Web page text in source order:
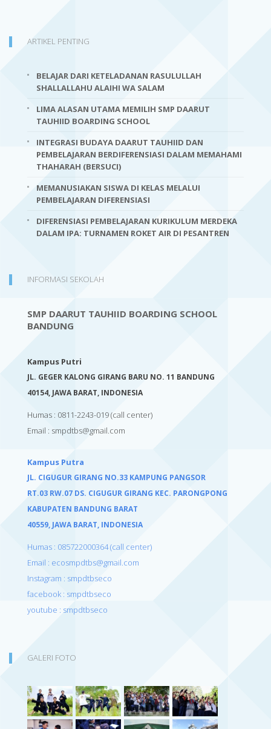
ARTIKEL PENTING
BELAJAR DARI KETELADANAN RASULULLAH
SHALLALLAHU ALAIHI WA SALAM
LIMA ALASAN UTAMA MEMILIH SMP DAARUT
TAUHIID BOARDING SCHOOL
INTEGRASI BUDAYA DAARUT TAUHIID DAN
PEMBELAJARAN BERDIFERENSIASI DALAM MEMAHAMI
THAHARAH (BERSUCI)
MEMANUSIAKAN SISWA DI KELAS MELALUI
PEMBELAJARAN DIFERENSIASI
DIFERENSIASI PEMBELAJARAN KURIKULUM MERDEKA
DALAM IPA: TURNAMEN ROKET AIR DI PESANTREN
INFORMASI SEKOLAH
SMP DAARUT TAUHIID BOARDING SCHOOL
BANDUNG
Kampus Putri
JL. GEGER KALONG GIRANG BARU NO. 11 BANDUNG
40154, JAWA BARAT, INDONESIA
Humas : 0811-2243-019(call center)
Email : smpdtbs@gmail.com
Kampus Putra
JL. CIGUGUR GIRANG NO.33 KAMPUNG PANGSOR
RT.03 RW.07 DS. CIGUGUR GIRANG KEC. PARONGPONG
KABUPATEN BANDUNG BARAT
40559, JAWA BARAT, INDONESIA
Humas : 085722000364 (call center)
Email : ecosmpdtbs@gmail.com
Instagram : smpdtbseco
facebook : smpdtbseco
youtube : smpdtbseco
GALERI FOTO